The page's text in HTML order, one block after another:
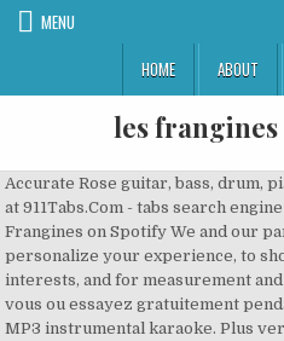
MENU
HOME
ABOUT
les
Accurate Rose guitar, bass, drum,
at 911Tabs.Com - tabs search
Frangines on Spotify We and our
personalize your experience, to
interests, and for measurement
vous ou essayez gratuitement
MP3 instrumental karaoke. Plus